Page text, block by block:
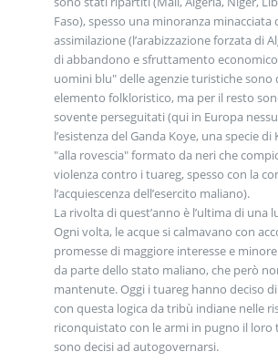
Faso), spesso una minoranza minacciata
assimilazione (l’arabizzazione forzata di
di abbandono e sfruttamento
uomini blu" delle agenzie turistiche sono
elemento folkloristico, ma per il resto
sovente perseguitati (qui in Europa
l’esistenza del Ganda Koye, una specie di
"alla rovescia" formato da neri che
violenza contro i tuareg, spesso con la
l’acquiescenza dell’esercito maliano).
La rivolta di quest’anno è l’ultima di una
Ogni volta, le acque si calmavano con
promesse di maggiore interesse e
da parte dello stato maliano, che però
mantenute. Oggi i tuareg hanno deciso
con questa logica da tribù indiane nelle
riconquistato con le armi in pugno il loro
sono decisi ad autogovernarsi.